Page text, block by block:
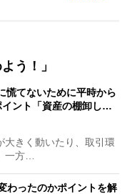
う！」
慌てないために平時から
ント「資産の棚卸し…
きく動いたり、取引環
一方…
わったのかポイントを解